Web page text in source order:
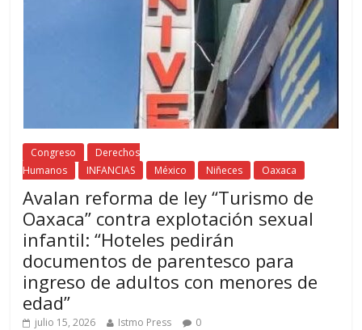
Congreso
Derechos
Humanos
INFANCIAS México Niñeces Oaxaca
Avalan reforma de ley “Turismo de
Oaxaca” contra explotación sexual
infantil: “Hoteles pedirán
documentos de parentesco para
ingreso de adultos con menores de
edad”
julio 15, 2026 Istmo Press 0